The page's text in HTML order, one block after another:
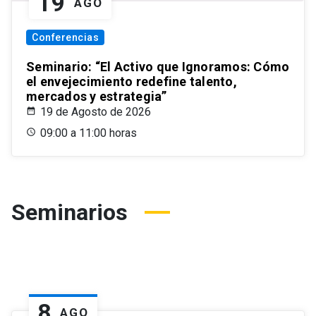
AGO
Conferencias
Seminario: “El Activo que Ignoramos: Cómo
el envejecimiento redefine talento,
mercados y estrategia”
19 de Agosto de 2026
09:00 a 11:00 horas
Seminarios
AGO